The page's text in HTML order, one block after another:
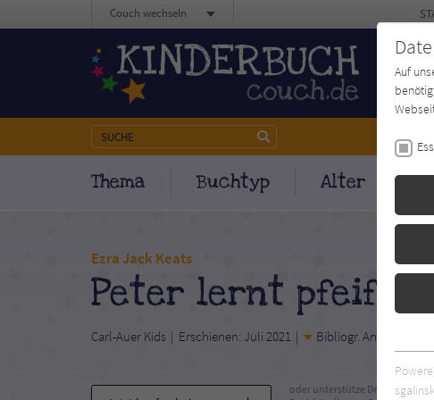
Thema Buchtyp Alter
Couch wechseln
Ezra Jack Keats
Peter lernt pfeifen
Carl-Auer Kids Erschienen: Juli 2021 Bibliogr. Angaben
oder unterstütze Deinen
Auf